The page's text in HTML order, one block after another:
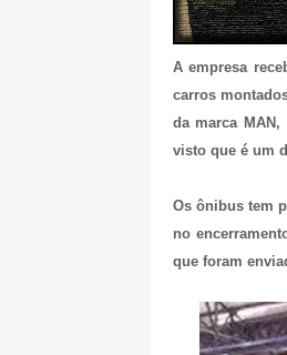
A empresa
carros
da marca
visto que é um
Os ônibus tem
no
que foram